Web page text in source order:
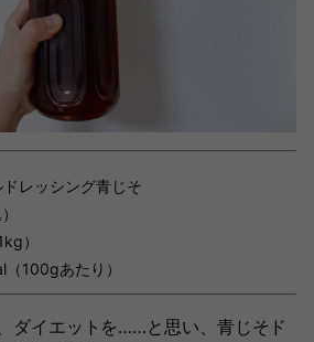
レッシング青じそ
）
100gあたり）
ダイエットを……と思い、青じそド